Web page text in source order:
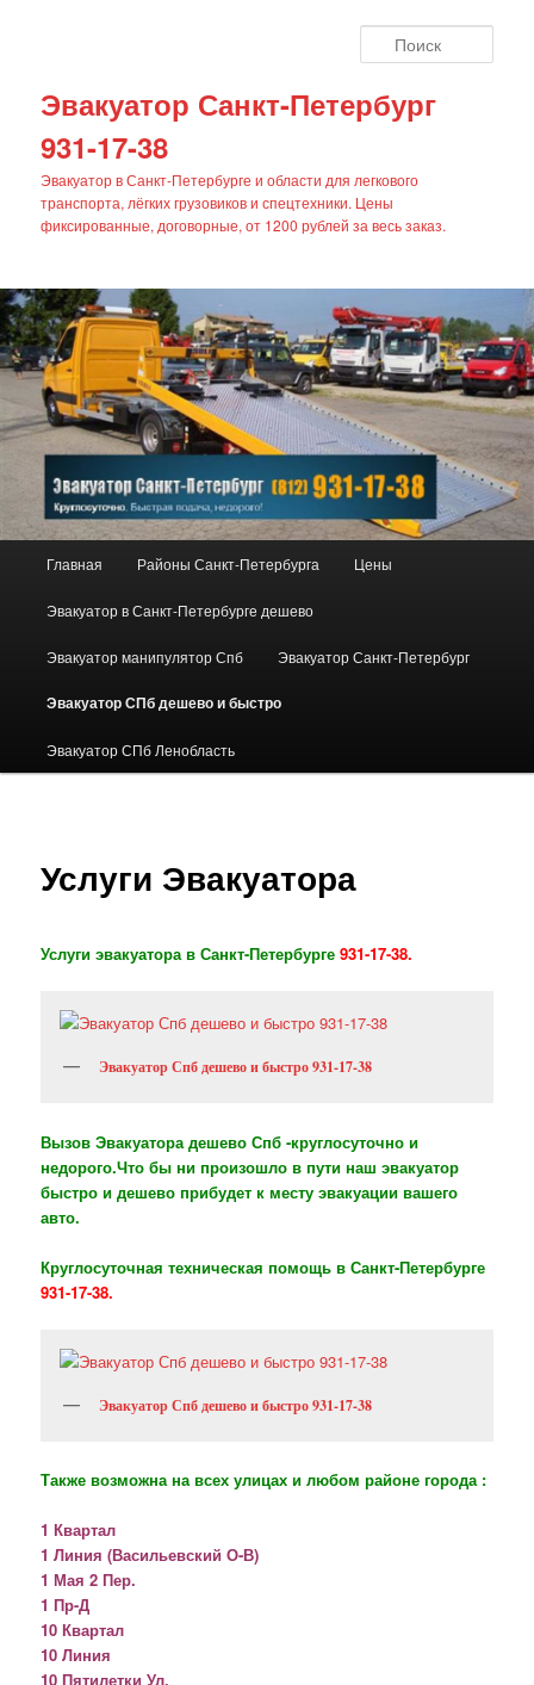
Эвакуатор Санкт-Петербург
931-17-38
Эвакуатор в Санкт-Петербурге и области для легкового
транспорта, лёгких грузовиков и спецтехники. Цены
фиксированные, договорные, от 1200 рублей за весь заказ.
Перейти
к
основному
Главная Районы Санкт-Петербурга Цены
Эвакуатор в Санкт-Петербурге дешево
Эвакуатор манипулятор Спб Эвакуатор Санкт-Петербург
Эвакуатор СПб дешево и быстро
Эвакуатор СПб Ленобласть
Услуги Эвакуатора
Услуги эвакуатора в Санкт-Петербурге 931-17-38.
Эвакуатор Спб дешево и быстро 931-17-38
Вызов Эвакуатора дешево Спб -круглосуточно и
недорого.Что бы ни произошло в пути наш эвакуатор
быстро и дешево прибудет к месту эвакуации вашего
авто.
Круглосуточная техническая помощь в Санкт-Петербурге
931-17-38.
Эвакуатор Спб дешево и быстро 931-17-38
Также возможна на всех улицах и любом районе города :
1 Квартал
1 Линия (Васильевский О-В)
1 Мая 2 Пер.
1 Пр-Д
10 Квартал
10 Линия
10 Пятилетки Ул.